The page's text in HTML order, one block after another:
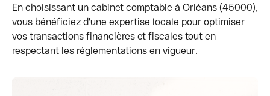
En choisissant un cabinet comptable à Orléans (45000),
vous bénéficiez d'une expertise locale pour optimiser
vos transactions financières et fiscales tout en
respectant les réglementations en vigueur.